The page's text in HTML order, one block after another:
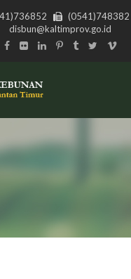
(0541)748382
disbun@kaltimprov.go.id